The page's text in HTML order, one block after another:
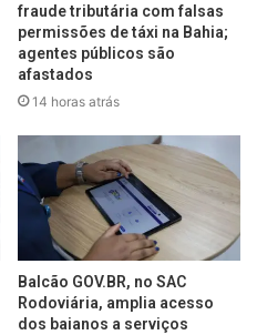
fraude tributária com falsas
permissões de táxi na Bahia;
agentes públicos são
afastados
14 horas atrás
Balcão GOV.BR, no SAC
Rodoviária, amplia acesso
dos baianos a serviços